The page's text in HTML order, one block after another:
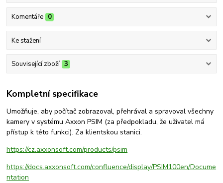
Komentáře 0
Ke stažení
Související zboží 3
Kompletní specifikace
Umožňuje, aby počítač zobrazoval, přehrával a spravoval všechny
kamery v systému Axxon PSIM (za předpokladu, že uživatel má
přístup k této funkci). Za klientskou stanici.
https://cz.axxonsoft.com/products/psim
https://docs.axxonsoft.com/confluence/display/PSIM100en/Docume
ntation